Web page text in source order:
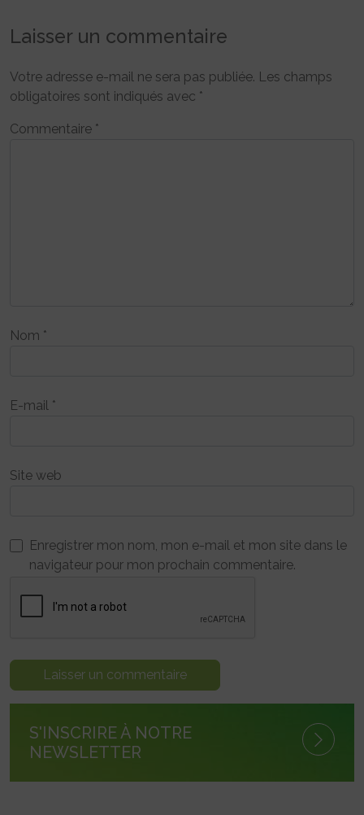
Laisser un commentaire
Votre adresse e-mail ne sera pas publiée. Les champs
obligatoires sont indiqués avec *
Commentaire *
Nom *
E-mail *
Site web
Enregistrer mon nom, mon e-mail et mon site dans le
navigateur pour mon prochain commentaire.
S'INSCRIRE À NOTRE
NEWSLETTER